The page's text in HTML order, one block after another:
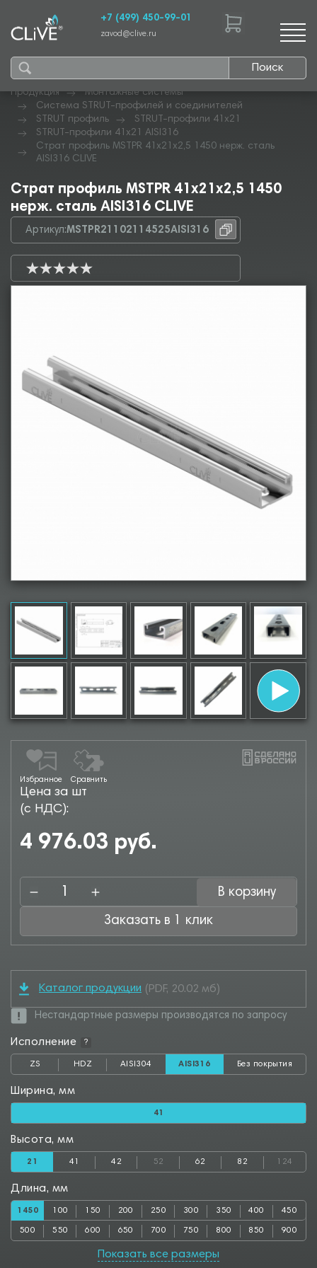
Поиск
+7 (499) 450-99-01
zavod@clive.ru
Продукция
Монтажные системы
Система STRUT-профилей и соединителей
STRUT профиль
STRUT-профили 41х21
STRUT-профили 41х21 AISI316
Страт профиль MSTPR 41х21х2,5 1450 нерж. сталь
AISI316 CLIVE
Страт профиль MSTPR 41х21х2,5 1450
нерж. сталь AISI316 CLIVE
Артикул:MSTPR21102114525AISI316
Избранное Сравнить
Цена за шт
(с НДС):
4 976.03 руб.
В корзину
Заказать в 1 клик
Каталог продукции (PDF, 20.02 мб)
Нестандартные размеры производятся по запросу
Исполнение ?
ZS HDZ AISI304 AISI316 Без покрытия
Ширина, мм
41
Высота, мм
21 41 42 52 62 82 124
Длина, мм
1450 100 150 200 250 300 350 400 450
500 550 600 650 700 750 800 850 900
1050 1100 1150 1200 1250
Показать все размеры